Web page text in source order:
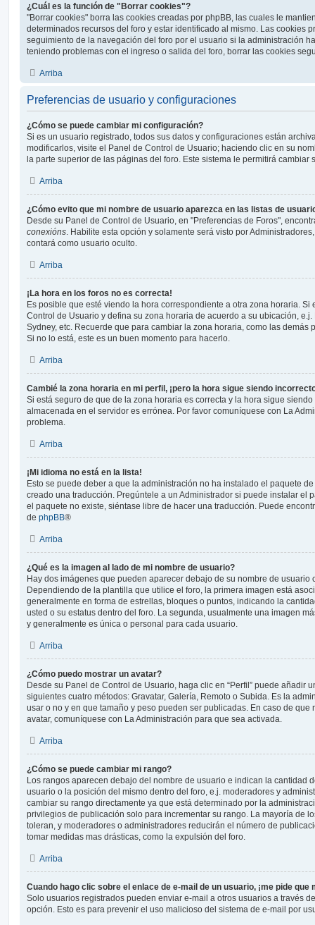
¿Cuál es la función de "Borrar cookies"?
"Borrar cookies" borra las cookies creadas por phpBB, las cuales le
determinados recursos del foro y estar identificado al mismo. Las cookies
seguimiento de la navegación del foro por el usuario si la administración
teniendo problemas con el ingreso o salida del foro, borrar las cookies
Arriba
Preferencias de usuario y configuraciones
¿Cómo se puede cambiar mi configuración?
Si es un usuario registrado, todos sus datos y configuraciones están
modificarlos, visite el Panel de Control de Usuario; haciendo clic en su
la parte superior de las páginas del foro. Este sistema le permitirá cambiar
Arriba
¿Cómo evito que mi nombre de usuario aparezca en las listas de
Desde su Panel de Control de Usuario, en "Preferencias de Foros",
conexións . Habilite esta opción y solamente será visto por
contará como usuario oculto.
Arriba
¡La hora en los foros no es correcta!
Es posible que esté viendo la hora correspondiente a otra zona horaria. Si
Control de Usuario y defina su zona horaria de acuerdo a su ubicación, e.j.
Sydney, etc. Recuerde que para cambiar la zona horaria, como las demás
Si no lo está, este es un buen momento para hacerlo.
Arriba
Cambié la zona horaria en mi perfil, ¡pero la hora sigue siendo
Si está seguro de que de la zona horaria es correcta y la hora sigue
almacenada en el servidor es errónea. Por favor comuníquese con La
problema.
Arriba
¡Mi idioma no está en la lista!
Esto se puede deber a que la administración no ha instalado el paquete
creado una traducción. Pregúntele a un Administrador si puede instalar el
el paquete no existe, siéntase libre de hacer una traducción. Puede
de phpBB®
Arriba
¿Qué es la imagen al lado de mi nombre de usuario?
Hay dos imágenes que pueden aparecer debajo de su nombre de usuario
Dependiendo de la plantilla que utilice el foro, la primera imagen está
generalmente en forma de estrellas, bloques o puntos, indicando la
usted o su estatus dentro del foro. La segunda, usualmente una imagen
y generalmente es única o personal para cada usuario.
Arriba
¿Cómo puedo mostrar un avatar?
Desde su Panel de Control de Usuario, haga clic en “Perfil” puede añadir
siguientes cuatro métodos: Gravatar, Galería, Remoto o Subida. Es la
usar o no y en que tamaño y peso pueden ser publicadas. En caso de
avatar, comuníquese con La Administración para que sea activada.
Arriba
¿Cómo se puede cambiar mi rango?
Los rangos aparecen debajo del nombre de usuario e indican la cantidad
usuario o la posición del mismo dentro del foro, e.j. moderadores y
cambiar su rango directamente ya que está determinado por la
privilegios de publicación solo para incrementar su rango. La mayoría de
toleran, y moderadores o administradores reducirán el número de
tomar medidas mas drásticas, como la expulsión del foro.
Arriba
Cuando hago clic sobre el enlace de e-mail de un usuario, ¡me pide que
Solo usuarios registrados pueden enviar e-mail a otros usuarios a través
opción. Esto es para prevenir el uso malicioso del sistema de e-mail por